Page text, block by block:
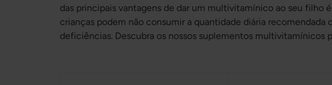
das principais vantagens de dar um multivitamínico ao seu filho
crianças podem não consumir a quantidade diária
deficiências. Descubra os nossos suplementos multivitamínicos